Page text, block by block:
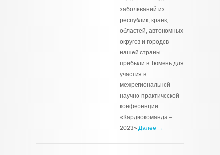
заболеваний из
республик, краёв,
областей, автономных
округов и городов
нашей страны
прибыли в Тюмень для
участия в
межрегиональной
научно-практической
конференции
«Кардиокоманда –
2023».Далее →